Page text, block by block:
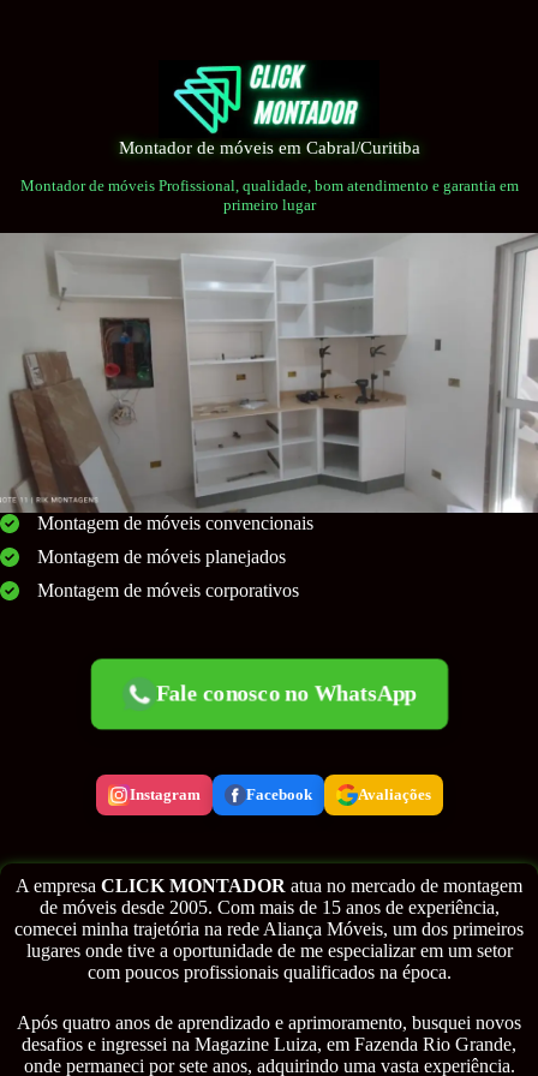
Montador de móveis em Cabral/Curitiba
Montador de móveis Profissional, qualidade, bom atendimento e garantia em
primeiro lugar
Montagem de móveis convencionais
Montagem de móveis planejados
Montagem de móveis corporativos
Fale conosco no WhatsApp
Instagram Facebook Avaliações
A empresa CLICK MONTADOR atua no mercado de montagem
de móveis desde 2005. Com mais de 15 anos de experiência,
comecei minha trajetória na rede Aliança Móveis, um dos primeiros
lugares onde tive a oportunidade de me especializar em um setor
com poucos profissionais qualificados na época.
Após quatro anos de aprendizado e aprimoramento, busquei novos
desafios e ingressei na Magazine Luiza, em Fazenda Rio Grande,
onde permaneci por sete anos, adquirindo uma vasta experiência.